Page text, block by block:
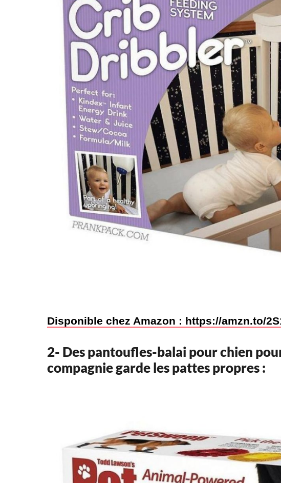
Disponible chez Amazon : https://amzn.to/
2- Des pantoufles-balai pour chien
compagnie garde les pattes propres :